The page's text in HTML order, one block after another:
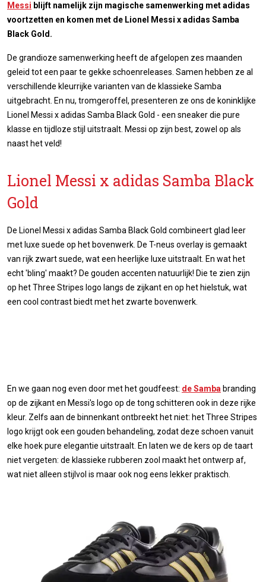
Messi blijft namelijk zijn magische samenwerking met adidas
voortzetten en komen met de Lionel Messi x adidas Samba
Black Gold.
De grandioze samenwerking heeft de afgelopen zes maanden
geleid tot een paar te gekke schoenreleases. Samen hebben ze al
verschillende kleurrijke varianten van de klassieke Samba
uitgebracht. En nu, tromgeroffel, presenteren ze ons de koninklijke
Lionel Messi x adidas Samba Black Gold - een sneaker die pure
klasse en tijdloze stijl uitstraalt. Messi op zijn best, zowel op als
naast het veld!
Lionel Messi x adidas Samba Black
Gold
De Lionel Messi x adidas Samba Black Gold combineert glad leer
met luxe suede op het bovenwerk. De T-neus overlay is gemaakt
van rijk zwart suede, wat een heerlijke luxe uitstraalt. En wat het
echt 'bling' maakt? De gouden accenten natuurlijk! Die te zien zijn
op het Three Stripes logo langs de zijkant en op het hielstuk, wat
een cool contrast biedt met het zwarte bovenwerk.
En we gaan nog even door met het goudfeest: de Samba branding
op de zijkant en Messi's logo op de tong schitteren ook in deze rijke
kleur. Zelfs aan de binnenkant ontbreekt het niet: het Three Stripes
logo krijgt ook een gouden behandeling, zodat deze schoen vanuit
elke hoek pure elegantie uitstraalt. En laten we de kers op de taart
niet vergeten: de klassieke rubberen zool maakt het ontwerp af,
wat niet alleen stijlvol is maar ook nog eens lekker praktisch.